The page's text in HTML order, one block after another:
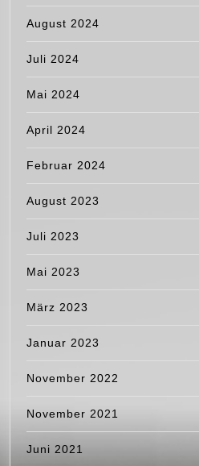
August 2024
Juli 2024
Mai 2024
April 2024
Februar 2024
August 2023
Juli 2023
Mai 2023
März 2023
Januar 2023
November 2022
November 2021
Juni 2021